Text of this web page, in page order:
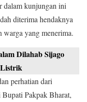
dalam kunjungan ini
diterima hendaknya
warga yang menerima.
Dilahab Sijago
perhatian dari
Pakpak Bharat,